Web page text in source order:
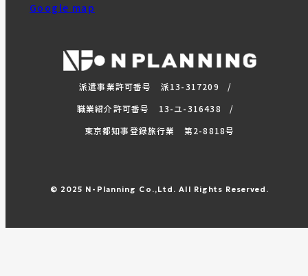
Google map
派遣事業許可番号 派13-317209
職業紹介許可番号 13-ユ-316438
東京都知事登録旅行業 第2-8818号
© 2025 N-Planning Co.,Ltd. All Rights Reserved.